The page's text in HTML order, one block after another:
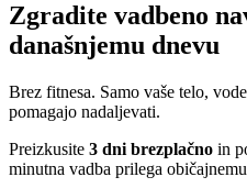
Zgradite vadbeno
današnjemu dnevu
Brez fitnesa. Samo vaše telo,
pomagajo nadaljevati.
Preizkusite 3 dni brezplačno in
minutna vadba prilega